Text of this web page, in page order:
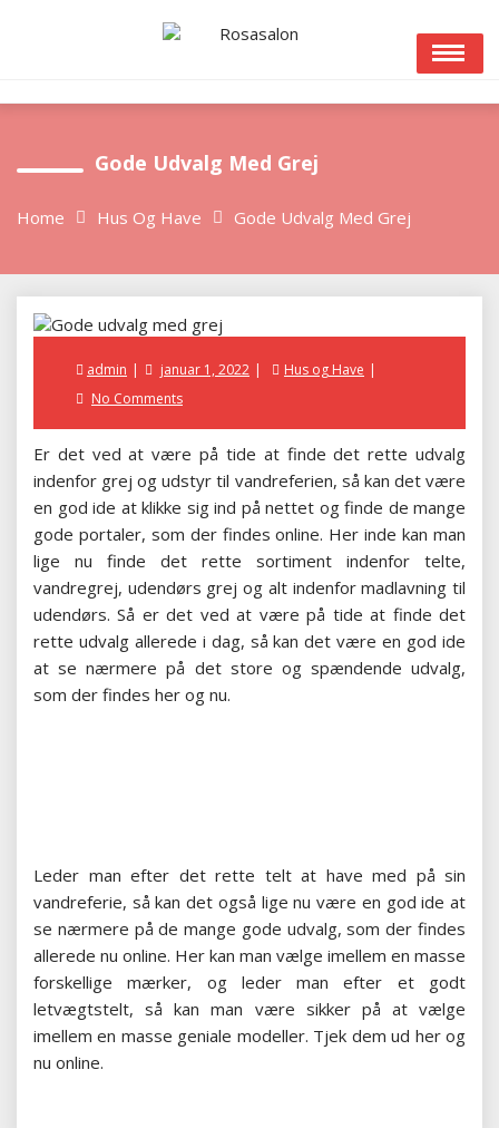
Gode Udvalg Med Grej
Home Hus Og Have Gode Udvalg Med Grej
admin
Posted
januar 1, 2022
Hus og Have
No Comments
Er det ved at være på tide at finde det rette udvalg
indenfor grej og udstyr til vandreferien, så kan det være
en god ide at klikke sig ind på nettet og finde de mange
gode portaler, som der findes online. Her inde kan man
lige nu finde det rette sortiment indenfor telte,
vandregrej, udendørs grej og alt indenfor madlavning til
udendørs. Så er det ved at være på tide at finde det
rette udvalg allerede i dag, så kan det være en god ide
at se nærmere på det store og spændende udvalg,
som der findes her og nu.
Leder man efter det rette telt at have med på sin
vandreferie, så kan det også lige nu være en god ide at
se nærmere på de mange gode udvalg, som der findes
allerede nu online. Her kan man vælge imellem en masse
forskellige mærker, og leder man efter et godt
letvægtstelt, så kan man være sikker på at vælge
imellem en masse geniale modeller. Tjek dem ud her og
nu online.